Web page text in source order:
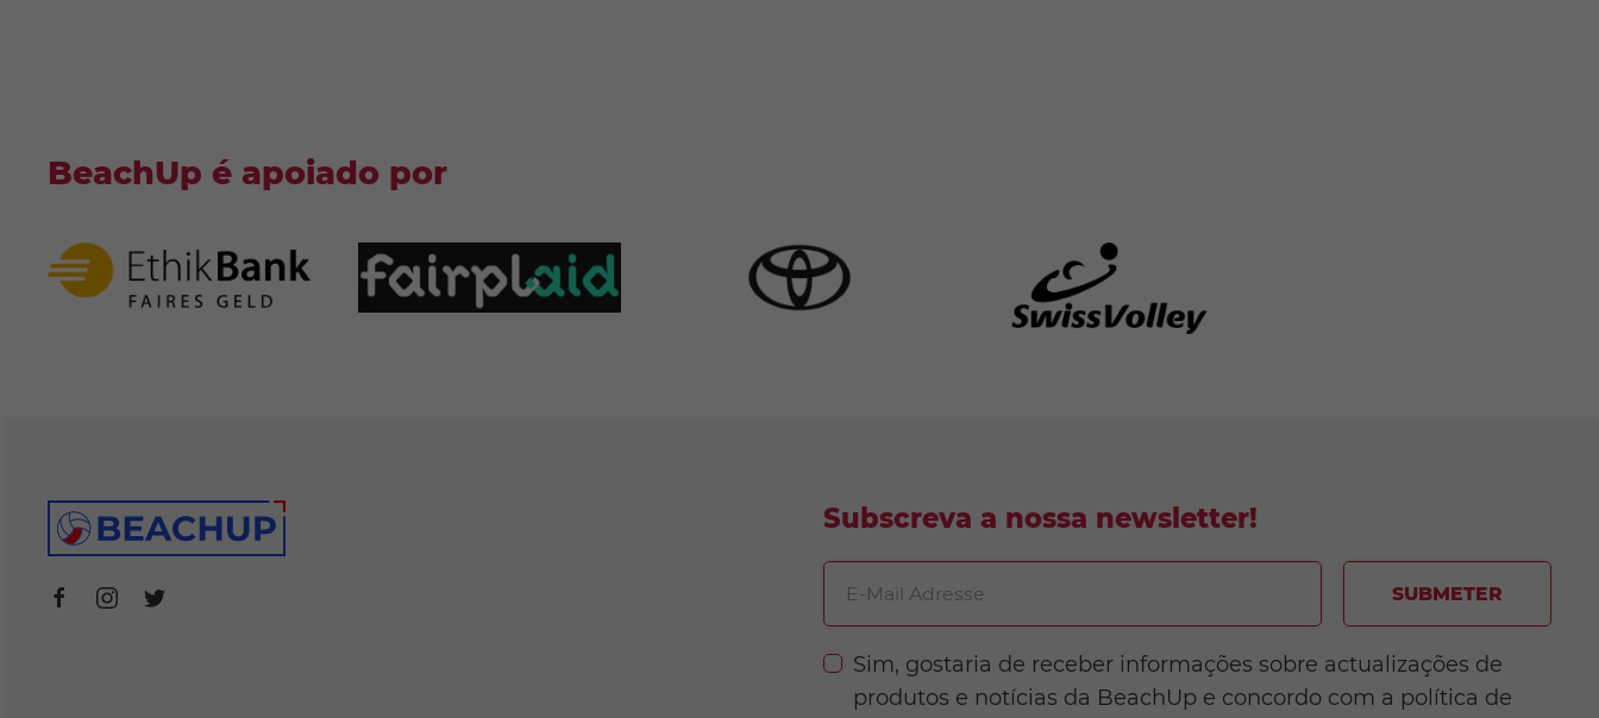
BeachUp é apoiado por
Subscreva a nossa newsletter!
Sim, gostaria de receber informações sobre actualizações de
produtos e notícias da BeachUp e concordo com a política de
SUBMETER